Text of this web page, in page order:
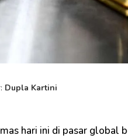
Dupla Kartini
hari ini di pasar global